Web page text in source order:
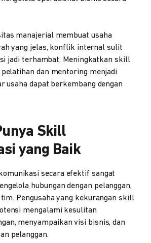
manajerial membuat usaha
yang jelas, konflik internal sulit
jadi terhambat. Meningkatkan skill
dan mentoring menjadi
usaha dapat berkembang dengan
Skill
yang Baik
secara efektif sangat
hubungan dengan pelanggan,
Pengusaha yang kekurangan skill
mengalami kesulitan
menyampaikan visi bisnis, dan
pelanggan.